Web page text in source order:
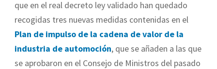
que en el real decreto ley validado han quedado
recogidas tres nuevas medidas contenidas en el
Plan de impulso de la cadena de valor de la
industria de automoción, que se añaden a las que
se aprobaron en el Consejo de Ministros del pasado